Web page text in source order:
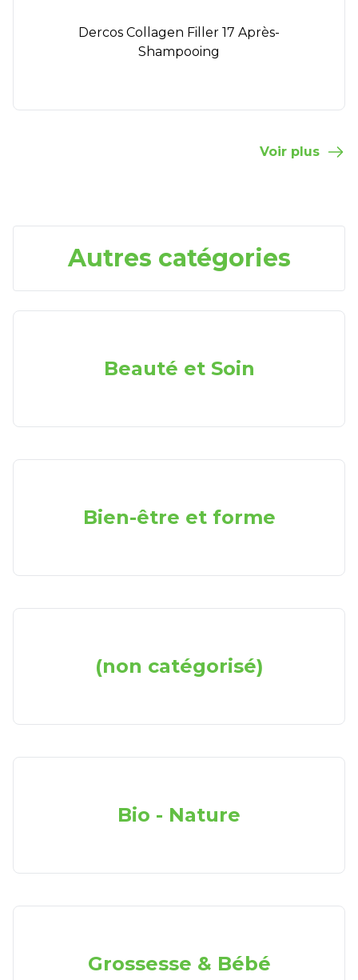
Dercos Collagen Filler 17 Après-
Shampooing
Voir plus
Autres catégories
Beauté et Soin
Bien-être et forme
(non catégorisé)
Bio - Nature
Grossesse & Bébé